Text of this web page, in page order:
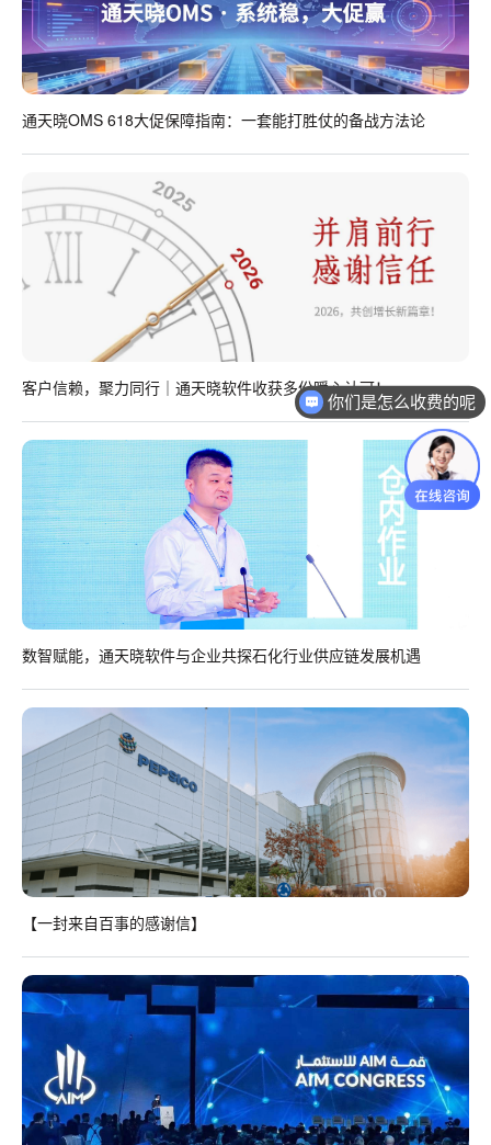
通天晓OMS 618大促保障指南：一套能打胜仗的备战方法论
客户信赖，聚力同行｜通天晓软件收获多份暖心认可！
数智赋能，通天晓软件与企业共探石化行业供应链发展机遇
【一封来自百事的感谢信】
你们是怎么收费的呢